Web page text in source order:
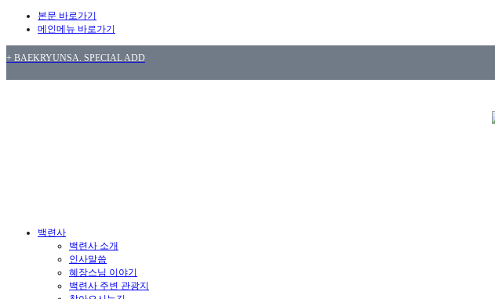
본문 바로가기
메인메뉴 바로가기
+ BAEKRYUNSA. SPECIAL ADD
백련사
백련사 소개
인사말씀
혜장스님 이야기
백련사 주변 관광지